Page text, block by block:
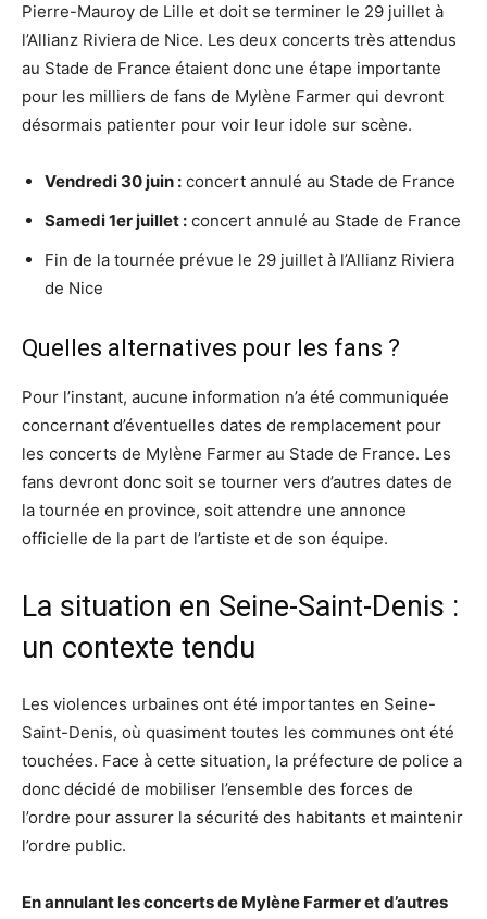
Pierre-Mauroy de Lille et doit se terminer le 29 juillet à
l’Allianz Riviera de Nice. Les deux concerts très attendus
au Stade de France étaient donc une étape importante
pour les milliers de fans de Mylène Farmer qui devront
désormais patienter pour voir leur idole sur scène.
Vendredi 30 juin : concert annulé au Stade de France
Samedi 1er juillet : concert annulé au Stade de France
Fin de la tournée prévue le 29 juillet à l’Allianz Riviera
de Nice
Quelles alternatives pour les fans ?
Pour l’instant, aucune information n’a été communiquée
concernant d’éventuelles dates de remplacement pour
les concerts de Mylène Farmer au Stade de France. Les
fans devront donc soit se tourner vers d’autres dates de
la tournée en province, soit attendre une annonce
officielle de la part de l’artiste et de son équipe.
La situation en Seine-Saint-Denis :
un contexte tendu
Les violences urbaines ont été importantes en Seine-
Saint-Denis, où quasiment toutes les communes ont été
touchées. Face à cette situation, la préfecture de police a
donc décidé de mobiliser l’ensemble des forces de
l’ordre pour assurer la sécurité des habitants et maintenir
l’ordre public.
En annulant les concerts de Mylène Farmer et d’autres